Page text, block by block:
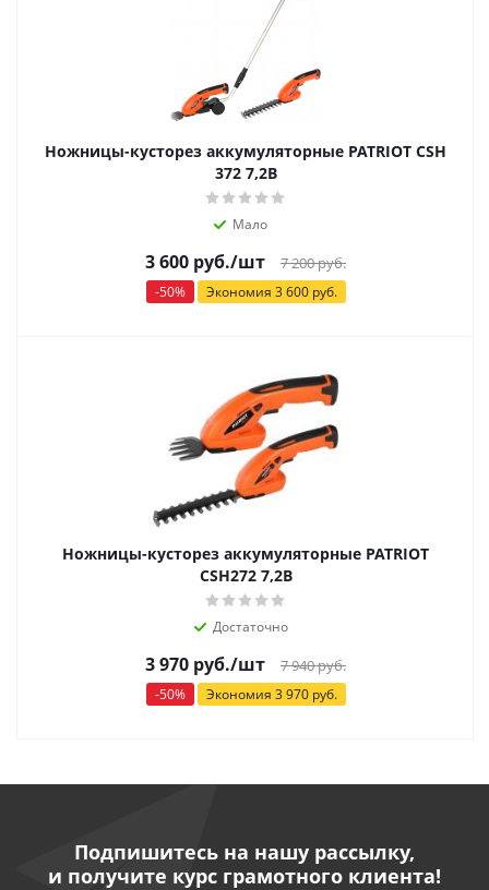
Ножницы-кусторез аккумуляторные PATRIOT СSH
372 7,2В
Мало
3 600 руб./шт 7 200руб.
-50% Экономия 3 600руб.
Ножницы-кусторез аккумуляторные PATRIOT
CSH272 7,2В
Достаточно
3 970 руб./шт 7 940руб.
-50% Экономия 3 970руб.
Подпишитесь на нашу рассылку,
и получите курс грамотного клиента!